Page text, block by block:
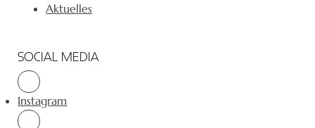
Aktuelles
SOCIAL MEDIA
Instagram